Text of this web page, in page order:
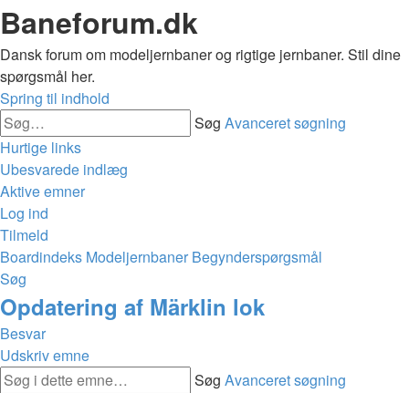
Baneforum.dk
Dansk forum om modeljernbaner og rigtige jernbaner. Stil dine
spørgsmål her.
Spring til indhold
Søg Avanceret søgning
Hurtige links
Ubesvarede indlæg
Aktive emner
Log ind
Tilmeld
Boardindeks Modeljernbaner Begynderspørgsmål
Søg
Opdatering af Märklin lok
Besvar
Udskriv emne
Søg Avanceret søgning